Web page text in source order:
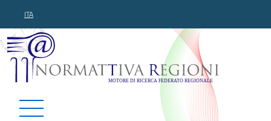
ITA
Normattiva Regioni -